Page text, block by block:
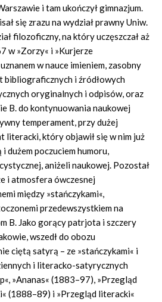
i tam ukończył gimnazjum.
się zrazu na wydział prawny Uniw.
filozoficzny, na który uczęszczał aż
w »Zorzy« i »Kurjerze
w nauce imieniem, zasobny
bibliograficznych i źródłowych
oryginalnych i odpisów, oraz
B. do kontynuowania naukowej
temperament, przy dużej
literacki, który objawił się w nim już
dużem poczuciem humoru,
aniżeli naukowej. Pozostał
i atmosfera ówczesnej
między »stańczykami«,
przedewszystkiem na
B. Jako gorący patrjota i szczery
wszedł do obozu
ciętą satyrą – ze »stańczykami« i
i literacko-satyrycznych
»Ananas« (1883–97), »Przegląd
(1888–89) i »Przegląd literacki«